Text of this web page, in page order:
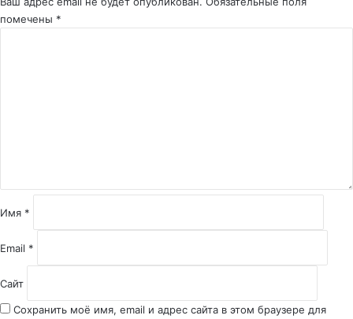
помечены *
и
й
Имя *
Email *
Сайт
Сохранить моё имя, email и адрес сайта в этом браузере для